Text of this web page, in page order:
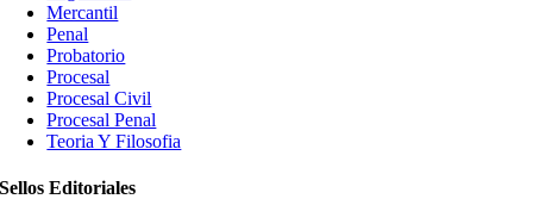
Mercantil
Penal
Probatorio
Procesal
Procesal Civil
Procesal Penal
Teoria Y Filosofia
Sellos Editoriales